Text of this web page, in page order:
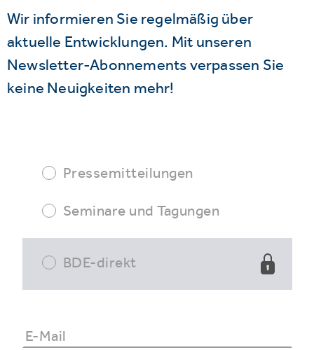
Wir informieren Sie regelmäßig über
aktuelle Entwicklungen. Mit unseren
Newsletter-Abonnements verpassen Sie
keine Neuigkeiten mehr!
Pressemitteilungen
Seminare und Tagungen
BDE-direkt